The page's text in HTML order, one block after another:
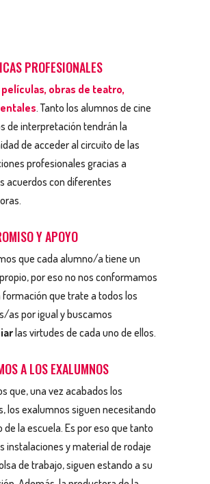
PROFESIONALES
obras de teatro,
. Tanto los alumnos de cine
de interpretación tendrán la
de acceder al circuito de las
profesionales gracias a
acuerdos con diferentes
Y APOYO
que cada alumno/a tiene un
por eso no nos conformamos
formación que trate a todos los
as por igual y buscamos
las virtudes de cada uno de ellos.
A LOS EXALUMNOS
que, una vez acabados los
los exalumnos siguen necesitando
de la escuela. Es por eso que tanto
instalaciones y material de rodaje
de trabajo, siguen estando a su